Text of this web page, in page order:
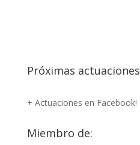
Próximas actuaciones
+ Actuaciones en Facebook!
Miembro de: